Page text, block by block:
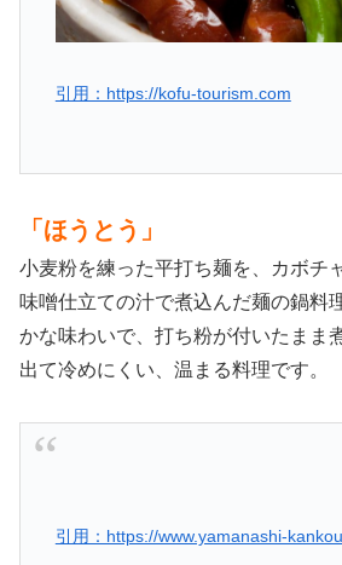
引用：https://kofu-tourism.com
「ほうとう」
小麦粉を練った平打ち麺を、カボチ
味噌仕立ての汁で煮込んだ麺の鍋料
かな味わいで、打ち粉が付いたまま
出て冷めにくい、温まる料理です。
引用：https://www.yamanashi-